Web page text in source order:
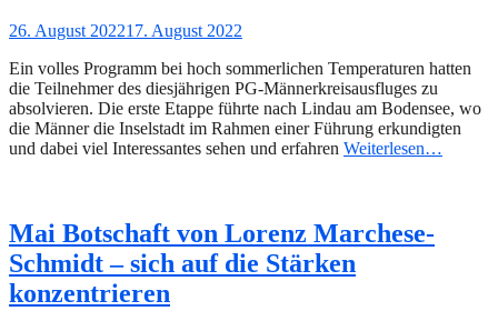
Gepostet
26. August 202217. August 2022
Ein volles Programm bei hoch sommerlichen Temperaturen hatten
die Teilnehmer des diesjährigen PG-Männerkreisausfluges zu
absolvieren. Die erste Etappe führte nach Lindau am Bodensee, wo
die Männer die Inselstadt im Rahmen einer Führung erkundigten
und dabei viel Interessantes sehen und erfahren Weiterlesen…
Mai Botschaft von Lorenz Marchese-
Schmidt – sich auf die Stärken
konzentrieren